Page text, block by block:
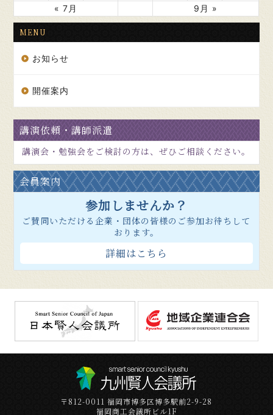
« 7月
9月 »
MENU
お知らせ
開催案内
講演依頼・講師派遣
講演会・勉強会をご検討の方は、ぜひご相談ください。
会員案内
参加しませんか？
ご賛同いただける企業・団体の皆様のご参加お待ちして
おります。
詳細はこちら
〒812-0011 福岡市博多区博多駅前2-9-28
福岡商工会議所ビル1F